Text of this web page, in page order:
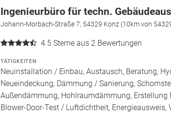
Ingenieurbüro für techn.
Johann-Morbach-Straße 7, 54329 Konz (10km von
4.5 Sterne aus 2 Bewertungen
TÄTIGKEITEN
Neuinstallation / Einbau, Austausch, Beratung,
Neueindeckung, Dämmung / Sanierung,
Außendämmung, Hohlraumdämmung,
Blower-Door-Test / Luftdichtheit,